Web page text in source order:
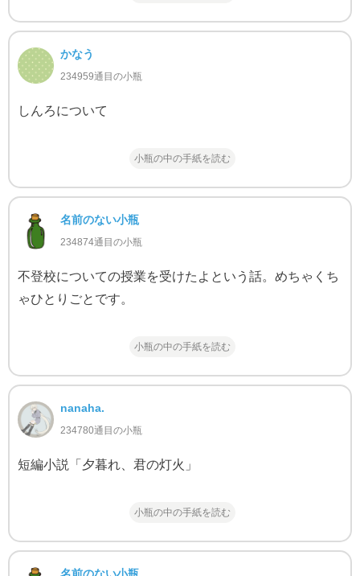
かなう
234959通目の小瓶
しんろについて
小瓶の中の手紙を読む
名前のない小瓶
234874通目の小瓶
不登校についての授業を受けたよという話。めちゃくち
ゃひとりごとです。
小瓶の中の手紙を読む
nanaha.
234780通目の小瓶
短編小説「夕暮れ、君の灯火」
小瓶の中の手紙を読む